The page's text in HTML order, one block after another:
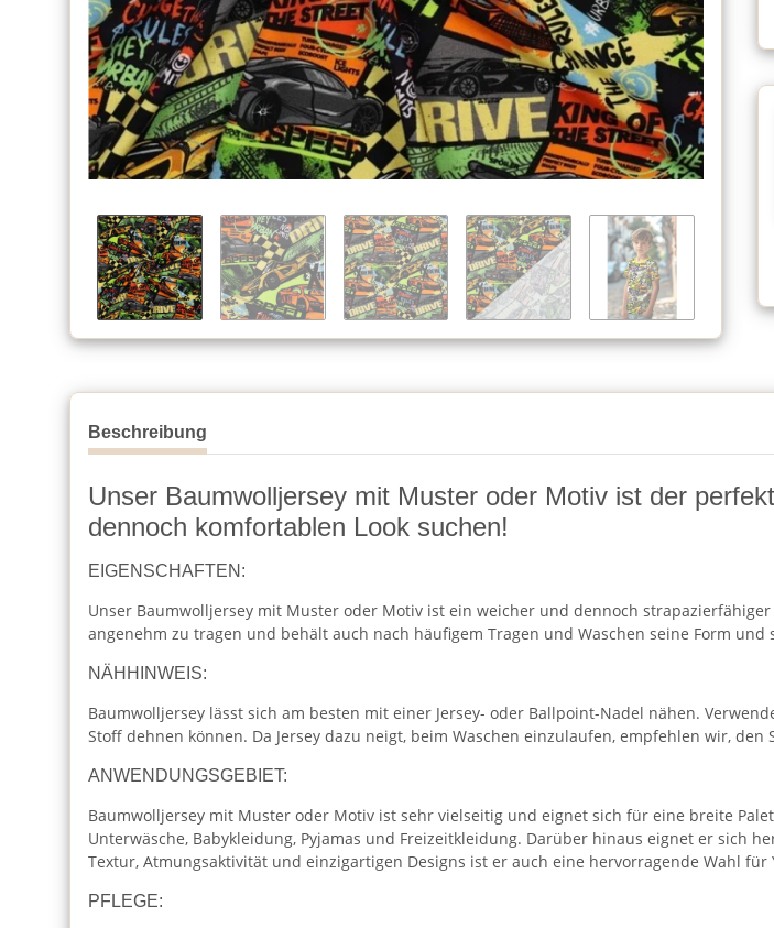
Beschreibung
Unser Baumwolljersey mit Muster oder Motiv ist der
dennoch komfortablen Look suchen!
EIGENSCHAFTEN:
Unser Baumwolljersey mit Muster oder Motiv ist ein weicher und dennoch
angenehm zu tragen und behält auch nach häufigem Tragen und Waschen seine Form und
NÄHHINWEIS:
Baumwolljersey lässt sich am besten mit einer Jersey- oder Ballpoint-Nadel nähen.
Stoff dehnen können. Da Jersey dazu neigt, beim Waschen einzulaufen, empfehlen wir, den
ANWENDUNGSGEBIET:
Baumwolljersey mit Muster oder Motiv ist sehr vielseitig und eignet sich für eine breite
Unterwäsche, Babykleidung, Pyjamas und Freizeitkleidung. Darüber hinaus eignet er sich
Textur, Atmungsaktivität und einzigartigen Designs ist er auch eine hervorragende Wahl für
PFLEGE: